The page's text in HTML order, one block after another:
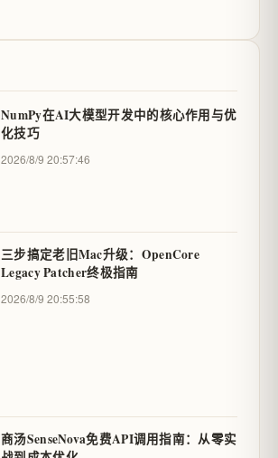
NumPy在AI大模型开发中的核心作用与优
化技巧
2026/8/9 20:57:46
三步搞定老旧Mac升级：OpenCore
Legacy Patcher终极指南
2026/8/9 20:55:58
商汤SenseNova免费API调用指南：从零实